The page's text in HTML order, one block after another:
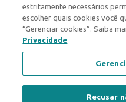
estritamente necessários
escolher quais cookies você
“Gerenciar cookies”. Saiba
Privacidade
Recusar